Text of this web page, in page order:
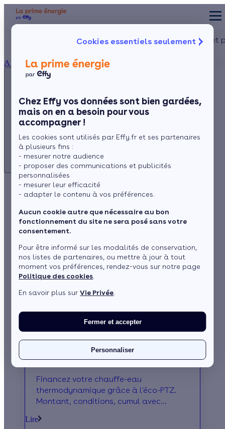
Cookies essentiels seulement
Chez Effy vos données sont bien gardées,
mais on en a besoin pour vous
accompagner !
Les cookies sont utilisés par Effy.fr et ses partenaires
à plusieurs fins :
- mesurer notre audience
- proposer des communications et publicités
personnalisées
- mesurer leur efficacité
- adapter le contenu à vos préférences.
Aucun cookie autre que nécessaire au bon
fonctionnement du site ne sera posé sans votre
consentement.
Pour être informé sur les modalités de conservation,
nos listes de partenaires, ou mettre à jour à tout
moment vos préférences, rendez-vous sur notre page
Politique des cookies
En savoir plus surVie Privée
Fermer et accepter
Personnaliser
À propos
du lundi au vendredi -
3456
Aides et
Appelez-nous !
du lundi au vendredi - 8h à 19h
3456
Service gratuit
+ prix appel
Chauffe-eau
thermodynamique
Éco-PTZ pour un chauffe-eau
thermodynamique : le guide complet
Financez votre chauffe-eau
thermodynamique grâce à l'éco-PTZ.
Montant, conditions, cumul avec
qu’il faut savoir.
Lire